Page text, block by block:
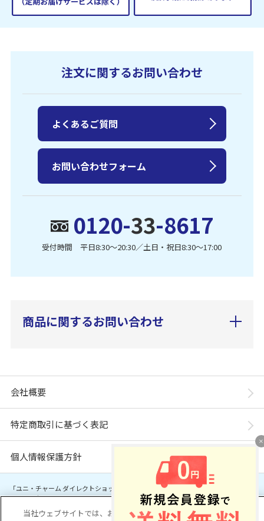
注文に関するお問い合わせ
0120-33-8617
受付時間 平日8:30〜20:30／土日・祝日8:30〜17:00
よくあるご質問
お問い合わせフォーム
商品に関するお問い合わせ
会社概要
特定商取引に基づく表記
個人情報保護方針
「ユニ・チャーム ダイレクトショップ」は、ユニ・チャーム株式会社が運営してい
ます。※当店に掲載されているコンテンツは、事前の許可が無い限り無断使用・複
製・転載を禁じます。
当社ウェブサイトでは、お客様の利便性を向上するため、コ